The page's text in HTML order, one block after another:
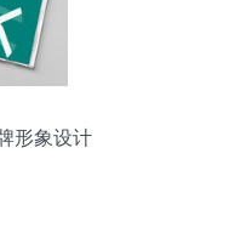
形象设计